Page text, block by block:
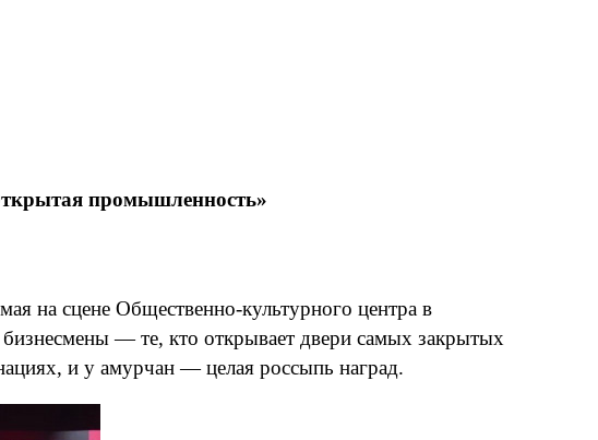
промышленность»
на сцене Общественно-культурного центра в
— те, кто открывает двери самых закрытых
и у амурчан — целая россыпь наград.